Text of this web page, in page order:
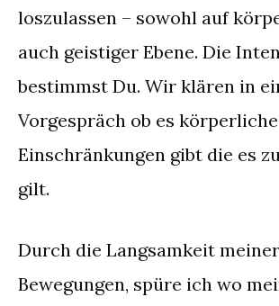
loszulassen – sowohl auf
auch geistiger Ebene. Die
bestimmst Du. Wir klären in
Vorgespräch ob es körperliche
Einschränkungen gibt die es
gilt.
Durch die Langsamkeit meiner
Bewegungen, spüre ich wo